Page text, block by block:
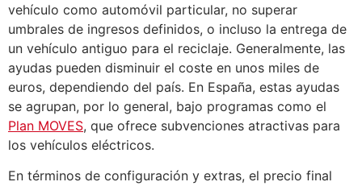
vehículo como automóvil particular, no superar
umbrales de ingresos definidos, o incluso la entrega de
un vehículo antiguo para el reciclaje. Generalmente, las
ayudas pueden disminuir el coste en unos miles de
euros, dependiendo del país. En España, estas ayudas
se agrupan, por lo general, bajo programas como el
Plan MOVES, que ofrece subvenciones atractivas para
los vehículos eléctricos.
En términos de configuración y extras, el precio final